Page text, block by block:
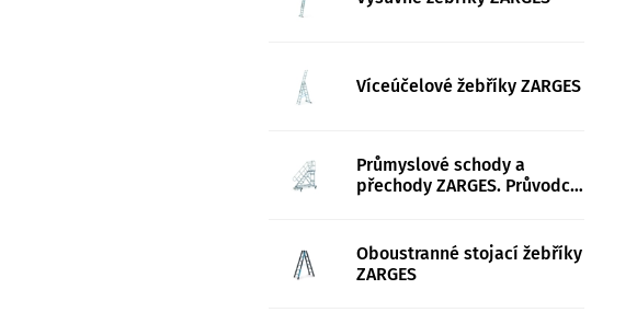
Víceúčelové žebříky ZARGES
Průmyslové schody a
přechody ZARGES. Průvodce
Oboustranné stojací žebříky
ZARGES